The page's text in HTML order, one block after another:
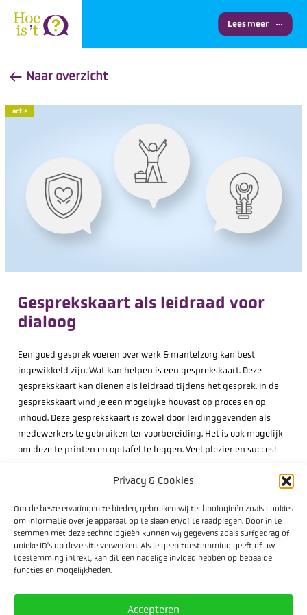
Privacy & Cookies
Om de beste ervaringen te bieden, gebruiken wij technologieën zoals cookies
om informatie over je apparaat op te slaan en/of te raadplegen. Door in te
stemmen met deze technologieën kunnen wij gegevens zoals surfgedrag of
unieke ID's op deze site verwerken. Als je geen toestemming geeft of uw
toestemming intrekt, kan dit een nadelige invloed hebben op bepaalde
functies en mogelijkheden.
Accepteren
Lees meer
Naar overzicht
actie
Gesprekskaart als leidraad voor
dialoog
Een goed gesprek voeren over werk & mantelzorg kan best
ingewikkeld zijn. Wat kan helpen is een gesprekskaart. Deze
gesprekskaart kan dienen als leidraad tijdens het gesprek. In de
gesprekskaart vind je een mogelijke houvast op proces en op
inhoud. Deze gesprekskaart is zowel door leidinggevenden als
medewerkers te gebruiken ter voorbereiding. Het is ook mogelijk
om deze te printen en op tafel te leggen. Veel plezier en succes!
Download Gesprekskaart